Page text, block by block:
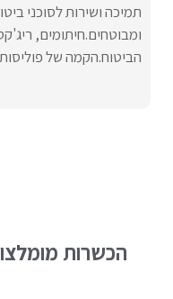
תמיכה ושירות לסוכני
ומבוטחים.חיתומים,
הביטוח.הקמה של
הכשרות